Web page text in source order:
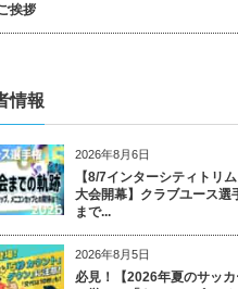
挨拶
情報
2026年8月6日
【8/7インターシティトリ
大会開幕】クラブユース選
まで...
2026年8月5日
必見！【2026年夏のサッ